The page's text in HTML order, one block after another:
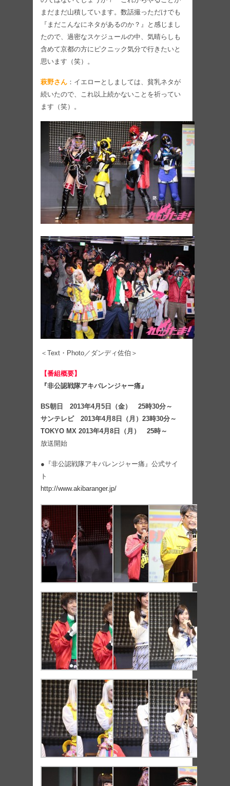
まだまだ山積しています。数話撮っただけでも
『まだこんなにネタがあるのか？』と感じまし
たので、過密なスケジュールの中、気晴らしも
含めて京都の方にピクニック気分で行きたいと
思います（笑）。
萩野さん ：イエローとしましては、貧乳ネタが
続いたので、これ以上続かないことを祈ってい
ます（笑）。
＜Text・Photo／ダンディ佐伯＞
【番組概要】
『非公認戦隊アキバレンジャー痛』
BS朝日 2013年4月5日（金） 25時30分～
サンテレビ 2013年4月8日（月）23時30分～
TOKYO MX 2013年4月8日（月） 25時～
放送開始
●『非公認戦隊アキバレンジャー痛』公式サイ
ト
http://www.akibaranger.jp/